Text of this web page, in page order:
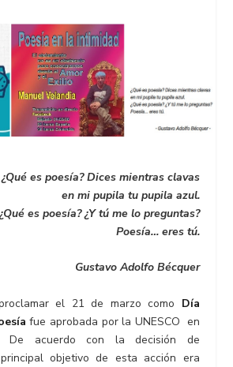
¿Qué es poesía? Dices mientras clavas
en mi pupila tu pupila azul.
es poesía? ¿Y tú me lo preguntas?
Poesía… eres tú.
Gustavo Adolfo Bécquer
el 21 de marzo como Día
fue aprobada por la UNESCO en
De acuerdo con la decisión de
objetivo de esta acción era